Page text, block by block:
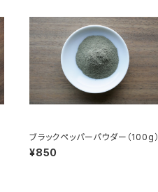
ブラックペッパーパウダー（100g）
¥850